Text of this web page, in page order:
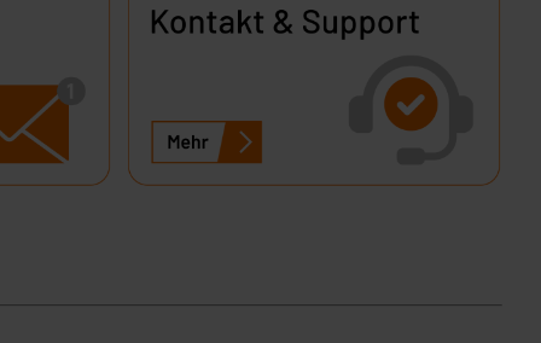
personenbezogene
Europäischen
der übermittelten